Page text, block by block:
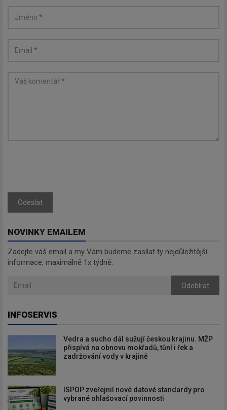
Odeslat
NOVINKY EMAILEM
Zadejte váš email a my Vám budeme zasílat ty nejdůležitější
informace, maximálně 1x týdně.
Odebírat
INFOSERVIS
Vedra a sucho dál sužují českou krajinu. MŽP
přispívá na obnovu mokřadů, tůní i řek a
zadržování vody v krajině
ISPOP zveřejnil nové datové standardy pro
vybrané ohlašovací povinnosti